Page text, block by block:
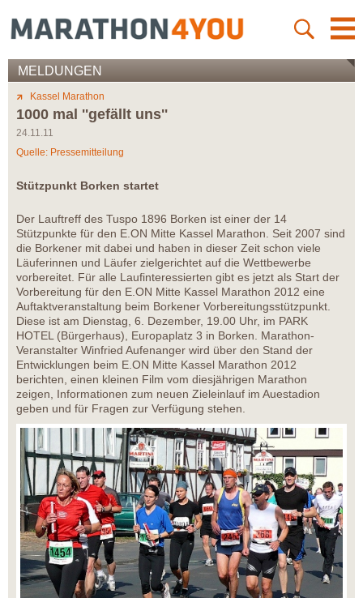
MELDUNGEN
Kassel Marathon
1000 mal ''gefällt uns''
24.11.11
Quelle: Pressemitteilung
Stützpunkt Borken startet
Der Lauftreff des Tuspo 1896 Borken ist einer der 14
Stützpunkte für den E.ON Mitte Kassel Marathon. Seit 2007 sind
die Borkener mit dabei und haben in dieser Zeit schon viele
Läuferinnen und Läufer zielgerichtet auf die Wettbewerbe
vorbereitet. Für alle Laufinteressierten gibt es jetzt als Start der
Vorbereitung für den E.ON Mitte Kassel Marathon 2012 eine
Auftaktveranstaltung beim Borkener Vorbereitungsstützpunkt.
Diese ist am Dienstag, 6. Dezember, 19.00 Uhr, im PARK
HOTEL (Bürgerhaus), Europaplatz 3 in Borken. Marathon-
Veranstalter Winfried Aufenanger wird über den Stand der
Entwicklungen beim E.ON Mitte Kassel Marathon 2012
berichten, einen kleinen Film vom diesjährigen Marathon
zeigen, Informationen zum neuen Zieleinlauf im Auestadion
geben und für Fragen zur Verfügung stehen.